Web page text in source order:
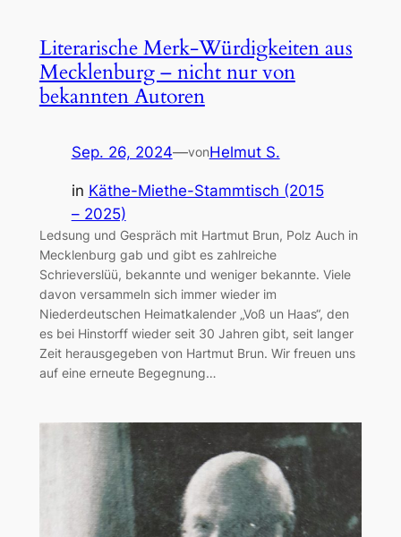
Literarische Merk-Würdigkeiten aus
Mecklenburg – nicht nur von
bekannten Autoren
Sep. 26, 2024—vonHelmut S.
in Käthe-Miethe-Stammtisch (2015
– 2025)
Ledsung und Gespräch mit Hartmut Brun, Polz Auch in
Mecklenburg gab und gibt es zahlreiche
Schrieverslüü, bekannte und weniger bekannte. Viele
davon versammeln sich immer wieder im
Niederdeutschen Heimatkalender „Voß un Haas“, den
es bei Hinstorff wieder seit 30 Jahren gibt, seit langer
Zeit herausgegeben von Hartmut Brun. Wir freuen uns
auf eine erneute Begegnung…